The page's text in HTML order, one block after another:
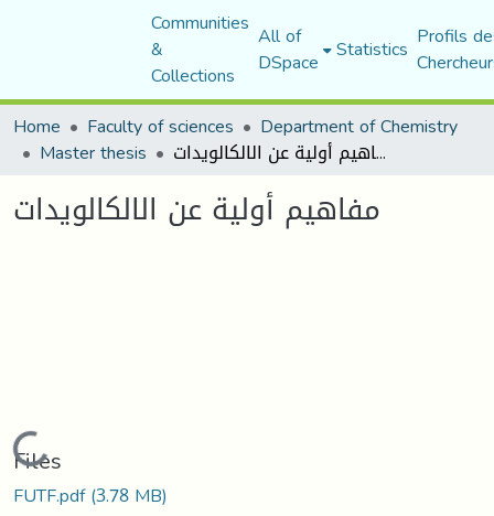
Communities
&
Collections
All of
DSpace Statistics Profils
Home
Faculty of sciences Department of Chemistry
Master thesis مفاهيم أولية عن الالكالويدات
مفاهيم أولية عن الالكالويدات
Loading...
Files
FUTF.pdf(3.78 MB)